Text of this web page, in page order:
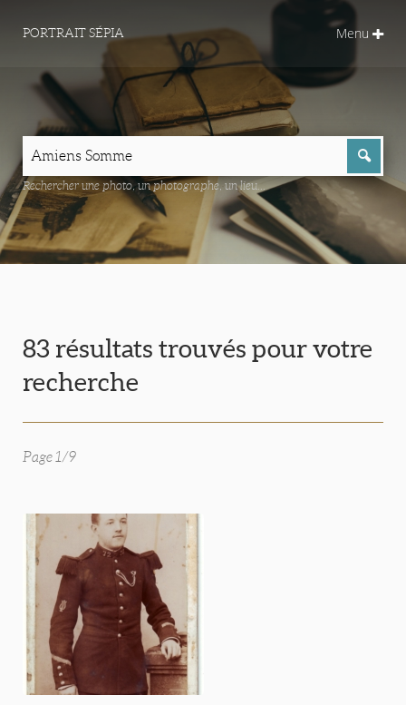
PORTRAIT SÉPIA Menu
Rechercher une photo, un photographe, un lieu...
83 résultats trouvés pour votre
recherche
Page 1/9